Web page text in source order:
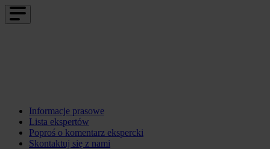
Informacje prasowe
Lista ekspertów
Poproś o komentarz ekspercki
Skontaktuj się z nami